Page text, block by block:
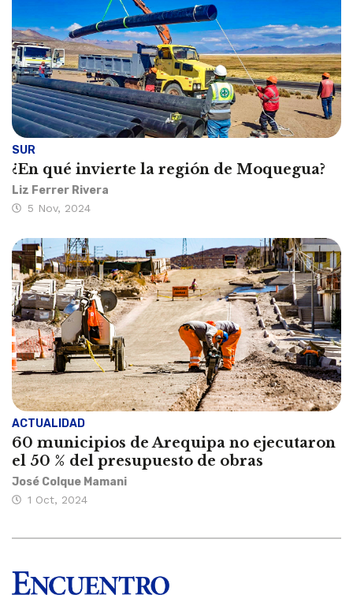
SUR
¿En qué invierte la región de Moquegua?
Liz Ferrer Rivera
5 Nov, 2024
ACTUALIDAD
60 municipios de Arequipa no ejecutaron
el 50 % del presupuesto de obras
José Colque Mamani
1 Oct, 2024